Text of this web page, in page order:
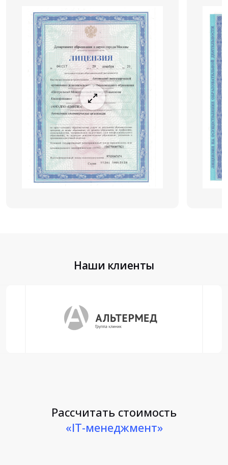
Наши клиенты
Рассчитать стоимость
«IT-менеджмент»